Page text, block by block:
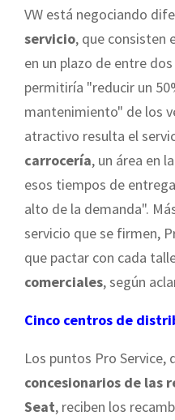
VW está negociando
servicio, que consisten
en un plazo de entre
permitiría "reducir un
mantenimiento" de los
atractivo resulta el
carrocería, un área en
esos tiempos de
alto de la demanda".
servicio que se firmen,
que pactar con cada
comerciales, según
Cinco centros de
Los puntos Pro Service,
concesionarios de las
Seat, reciben los